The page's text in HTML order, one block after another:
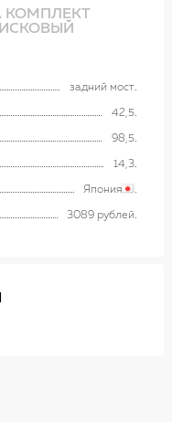
КОМПЛЕКТ
задний мост
42,5
98,5
14,3
Япония
3089 рублей